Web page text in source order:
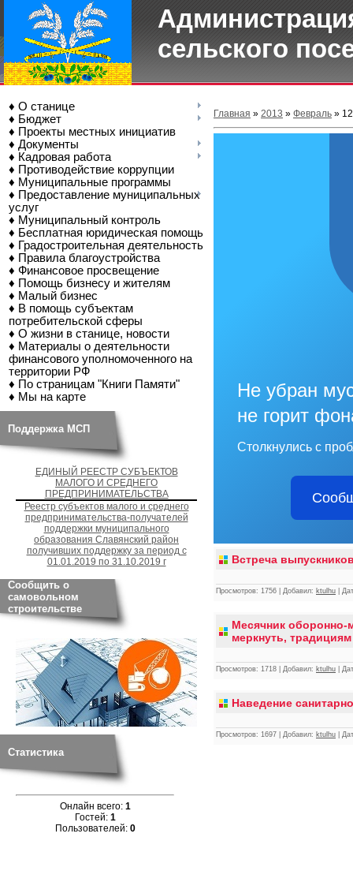
сельского
♦ О станице
♦ Бюджет
♦ Проекты местных инициатив
♦ Документы
♦ Кадровая работа
♦ Противодействие коррупции
♦ Муниципальные программы
♦ Предоставление муниципальных
услуг
♦ Муниципальный контроль
♦ Бесплатная юридическая помощь
♦ Градостроительная деятельность
♦ Правила благоустройства
♦ Финансовое просвещение
♦ Помощь бизнесу и жителям
♦ Малый бизнес
♦ В помощь субъектам
потребительской сферы
♦ О жизни в станице, новости
♦ Материалы о деятельности
финансового уполномоченного на
территории РФ
♦ По страницам "Книги Памяти"
♦ Мы на карте
Поддержка МСП
ЕДИНЫЙ РЕЕСТР СУБЪЕКТОВ
МАЛОГО И СРЕДНЕГО
ПРЕДПРИНИМАТЕЛЬСТВА
Реестр субъектов малого и среднего
предпринимательства-получателей
поддержки муниципального
образования Славянский район
получивших поддержку за период с
01.01.2019 по 31.10.2019 г
Сообщить о
самовольном
строительстве
Статистика
Онлайн всего: 1
Гостей: 1
Пользователей: 0
Главная » 2013 » Февраль » 12
Не убран
не горит
Столкнулись с
Встреча
Просмотров: 1756 Добавил: ktulhu
Месячник
меркнуть,
Просмотров: 1718 Добавил: ktulhu
Наведение
Просмотров: 1697 Добавил: ktulhu